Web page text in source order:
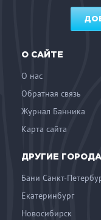
О САЙТЕ
О нас
Обратная связь
Журнал Банника
Карта сайта
ДРУГИЕ ГОРОДА
Бани Санкт-
Екатеринбург
Новосибирск